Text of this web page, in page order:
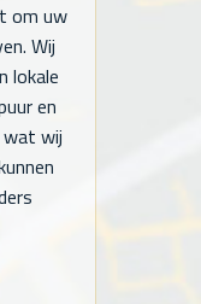
om uw
Wij
lokale
en
wat wij